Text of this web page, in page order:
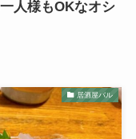
人様もOKなオシ
居酒屋バル